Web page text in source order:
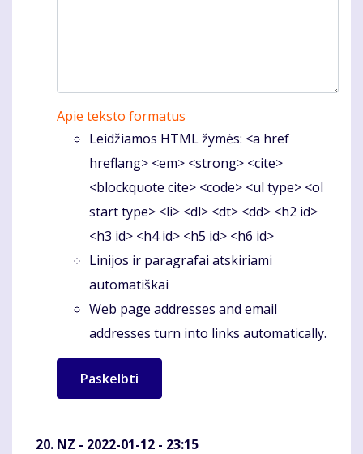
Apie teksto formatus
Leidžiamos HTML žymės: <a href
hreflang> <em> <strong> <cite>
<blockquote cite> <code> <ul type> <ol
start type> <li> <dl> <dt> <dd> <h2 id>
<h3 id> <h4 id> <h5 id> <h6 id>
Linijos ir paragrafai atskiriami
automatiškai
Web page addresses and email
addresses turn into links automatically.
NZ - 2022-01-12 - 23:15